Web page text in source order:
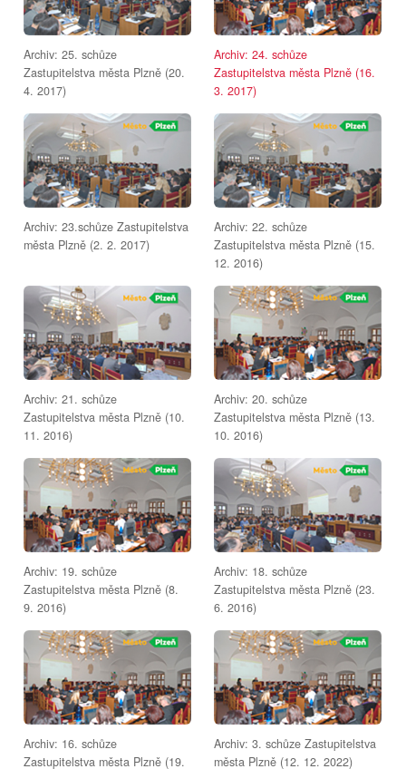
Archiv: 25. schůze
Zastupitelstva města Plzně (20.
4. 2017)
Archiv: 24. schůze
Zastupitelstva města Plzně (16.
3. 2017)
Archiv: 23.schůze Zastupitelstva
města Plzně (2. 2. 2017)
Archiv: 22. schůze
Zastupitelstva města Plzně (15.
12. 2016)
Archiv: 21. schůze
Zastupitelstva města Plzně (10.
11. 2016)
Archiv: 20. schůze
Zastupitelstva města Plzně (13.
10. 2016)
Archiv: 19. schůze
Zastupitelstva města Plzně (8.
9. 2016)
Archiv: 18. schůze
Zastupitelstva města Plzně (23.
6. 2016)
Archiv: 16. schůze
Zastupitelstva města Plzně (19.
Archiv: 3. schůze Zastupitelstva
města Plzně (12. 12. 2022)